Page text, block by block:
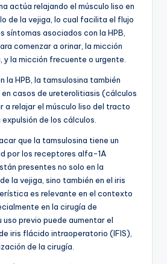
actúa relajando el músculo liso en
de la vejiga, lo cual facilita el flujo
síntomas asociados con la HPB,
comenzar a orinar, la micción
y la micción frecuente o urgente.
la HPB, la tamsulosina también
casos de ureterolitiasis (cálculos
a relajar el músculo liso del tracto
de los cálculos.
que la tamsulosina tiene un
por los receptores alfa-1A
presentes no solo en la
la vejiga, sino también en el iris
es relevante en el contexto
en la cirugía de
uso previo puede aumentar el
iris flácido intraoperatorio (IFIS),
de la cirugía.